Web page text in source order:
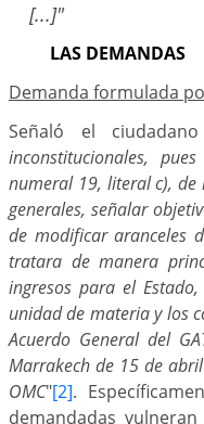
[...]"
LAS DEMANDAS
Demanda formulada
Señaló el
inconstitucionales,
numeral 19, literal c), de
generales, señalar
de modificar aranceles
tratara de manera
ingresos para el
unidad de materia y los
Acuerdo General del
Marrakech de 15 de
OMC"[2].
demandadas